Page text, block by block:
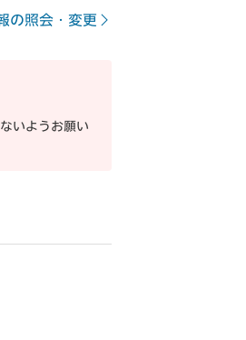
の照会・変更
いようお願い